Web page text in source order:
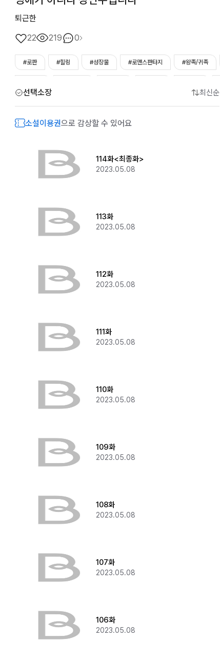
퇴근한
22
219 0
#로판 #힐링 #성장물 #로맨스판타지 #왕족/귀족
선택소장 최신순
소설이용권으로 감상할 수 있어요
114화<최종화>
2023.05.08
113화
2023.05.08
112화
2023.05.08
111화
2023.05.08
110화
2023.05.08
109화
2023.05.08
108화
2023.05.08
107화
2023.05.08
106화
2023.05.08